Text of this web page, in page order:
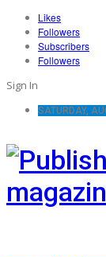
Likes
Followers
Subscribers
Followers
Sign In
SATURDAY,